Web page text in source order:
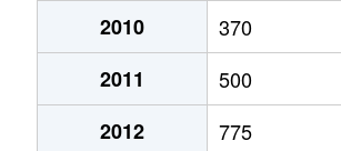
2010
370
2011
500
2012
775